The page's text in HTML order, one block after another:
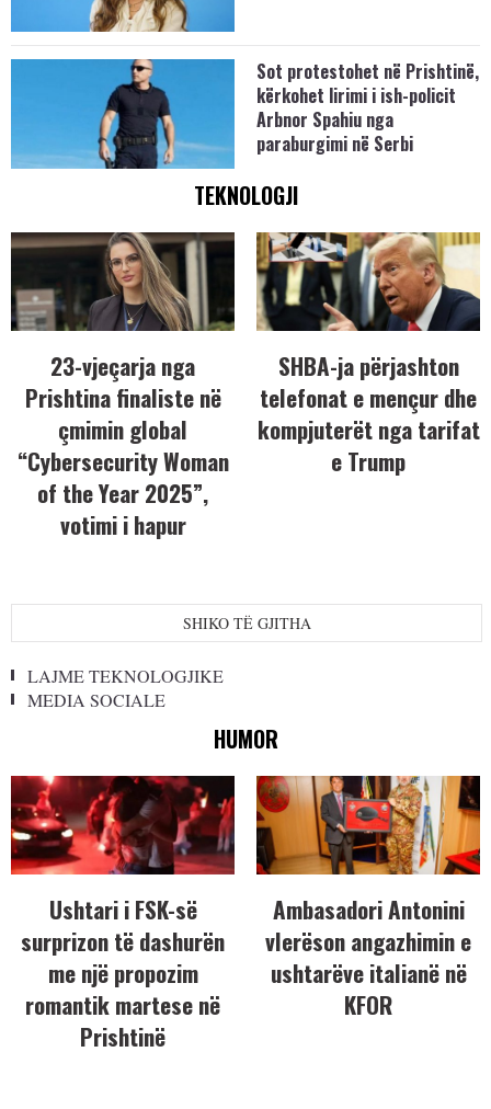
Sot protestohet në Prishtinë,
kërkohet lirimi i ish-policit
Arbnor Spahiu nga
paraburgimi në Serbi
TEKNOLOGJI
23-vjeçarja nga
Prishtina finaliste në
çmimin global
“Cybersecurity Woman
of the Year 2025”,
votimi i hapur
SHBA-ja përjashton
telefonat e mençur dhe
kompjuterët nga tarifat
e Trump
SHIKO TË GJITHA
LAJME TEKNOLOGJIKE
MEDIA SOCIALE
HUMOR
Ushtari i FSK-së
surprizon të dashurën
me një propozim
romantik martese në
Prishtinë
Ambasadori Antonini
vlerëson angazhimin e
ushtarëve italianë në
KFOR